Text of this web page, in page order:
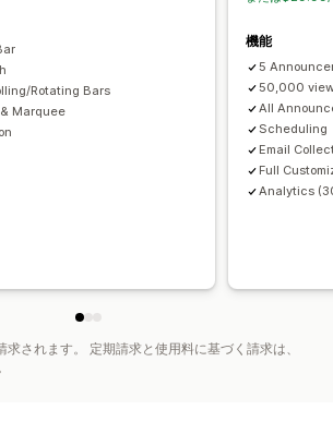
グ
リアルタイム分析 トラフィックレポート
Rotating Bars
Marquee
機能
5
50,000
All
Scheduling
Email
Full
Analytics
されます。 定期請求と使用料に基づく請求は、